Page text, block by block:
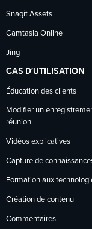
Snagit Assets
Camtasia Online
Jing
CAS D’UTILISATION
Éducation des clients
Modifier un
réunion
Vidéos explicatives
Capture de
Formation aux
Création de contenu
Commentaires